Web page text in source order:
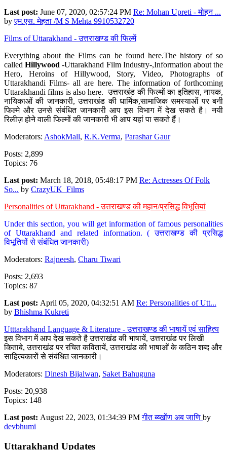
Last post: June 07, 2020, 02:57:24 PM Re: Mohan Upreti - मोहन ...
byएम.एस. मेहता /M S Mehta 9910532720
Films of Uttarakhand - उत्तराखण्ड की फिल्में
Everything about the Films can be found here.The history of so
calledHillywood-Uttarakhand Film Industry-,Information about the
Hero, Heroins of Hillywood, Story, Video, Photographs of
Uttarakhandi Films- all are here. The information of forthcoming
Uttarakhandi films is also here. उत्तराखंड की फिल्मों का इतिहास, नायक,
नायिकाओं की जानकारी, उत्तराखंड की धार्मिक,सामाजिक समस्याओं पर बनी
फिल्मे और उनसे संबंधित जानकारी आप इस विभाग में देख सकते है। नयी
रिलीज़ होने वाली फिल्मों की जानकारी भी आप यहां पा सकते हैं।
Moderators: AshokMall, R.K.Verma, Parashar Gaur
Posts: 2,899
Topics: 76
Last post: March 18, 2018, 05:48:17 PM Re: Actresses Of Folk
So... by CrazyUK_Films
Personalities of Uttarakhand - उत्तराखण्ड की महान/प्रसिद्ध विभूतियां
Under this section, you will get information of famous personalities
of Uttarakhand and related information. ( उत्तराखण्ड की प्रसिद्ध
विभूतियों से संबंधित जानकारी)
Moderators: Rajneesh, Charu Tiwari
Posts: 2,693
Topics: 87
Last post: April 05, 2020, 04:32:51 AM Re: Personalities of Utt...
by Bhishma Kukreti
Utttarakhand Language & Literature - उत्तराखण्ड की भाषायें एवं साहित्य
इस विभाग में आप देख सकते है उत्तराखंड की भाषायें, उत्तराखंड पर लिखी
किताबे, उत्तराखंड पर रचित कवितायें, उत्तराखंड की भाषाओं के कठिन शब्द और
साहित्यकारों से संबंधित जानकारी।
Moderators: Dinesh Bijalwan, Saket Bahuguna
Posts: 20,938
Topics: 148
Last post: August 22, 2023, 01:34:39 PMगीत ब्य्खोंण अब जाणि by
devbhumi
Uttarakhand Updates